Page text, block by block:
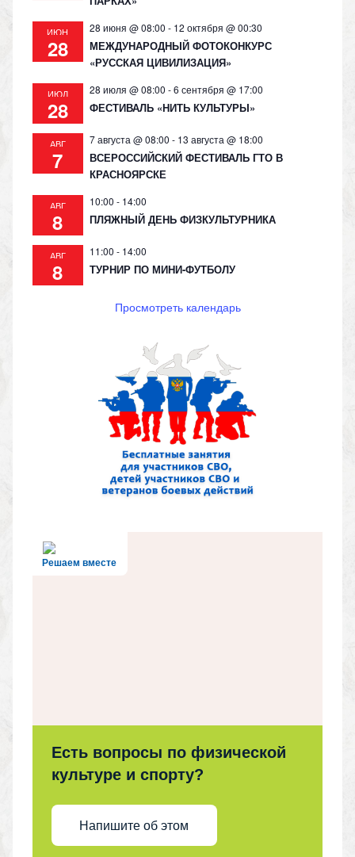
ИЮН
28
28 июня @ 08:00 - 12 октября @ 00:30
МЕЖДУНАРОДНЫЙ ФОТОКОНКУРС
«РУССКАЯ ЦИВИЛИЗАЦИЯ»
ИЮЛ
28
28 июля @ 08:00 -6 сентября @ 17:00
ФЕСТИВАЛЬ «НИТЬ КУЛЬТУРЫ»
АВГ
7
7 августа @ 08:00 - 13 августа @ 18:00
ВСЕРОССИЙСКИЙ ФЕСТИВАЛЬ ГТО В
КРАСНОЯРСКЕ
АВГ
8
10:00 - 14:00
ПЛЯЖНЫЙ ДЕНЬ ФИЗКУЛЬТУРНИКА
АВГ
8
11:00 - 14:00
ТУРНИР ПО МИНИ-ФУТБОЛУ
Просмотреть календарь
Решаем вместе
Есть вопросы по физической
культуре и спорту?
Напишите об этом